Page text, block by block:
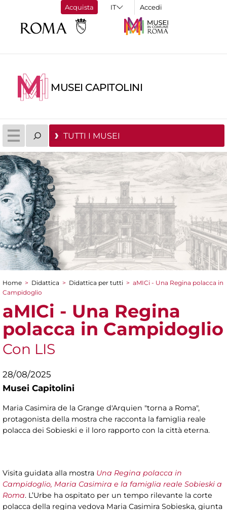
Acquista Accedi
MUSEI CAPITOLINI
TUTTI I MUSEI
Tu sei qui
Home > Didattica > Didattica per tutti > aMICi - Una Regina polacca in
Campidoglio
aMICi - Una Regina
polacca in Campidoglio
Con LIS
28/08/2025
Musei Capitolini
Maria Casimira de la Grange d'Arquien "torna a Roma",
protagonista della mostra che racconta la famiglia reale
polacca dei Sobieski e il loro rapporto con la città eterna.
Visita guidata alla mostra Una Regina polacca in
Campidoglio, Maria Casimira e la famiglia reale Sobieski a
Roma. L’Urbe ha ospitato per un tempo rilevante la corte
polacca della regina vedova Maria Casimira Sobieska, giunta